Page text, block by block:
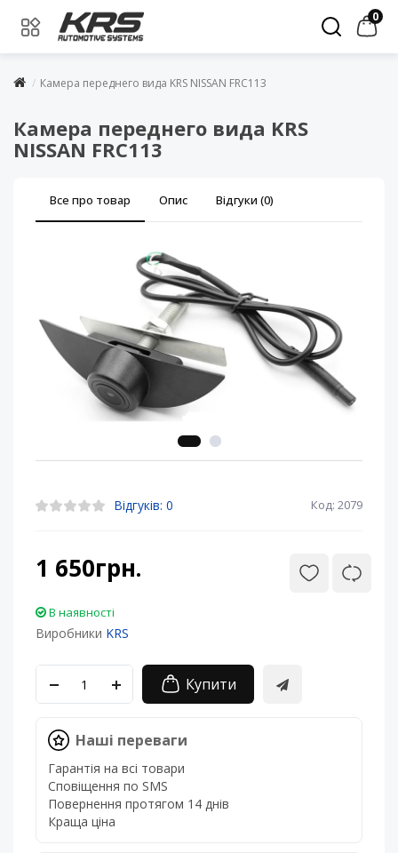
0
Камера переднего вида KRS NISSAN FRC113
Камера переднего вида KRS
NISSAN FRC113
Все про товар Опис Відгуки (0)
Відгуків: 0 Код: 2079
1 650грн.
В наявності
Виробники KRS
Купити
Наші переваги
Гарантія на всі товари
Сповіщення по SMS
Повернення протягом 14 днів
Краща ціна